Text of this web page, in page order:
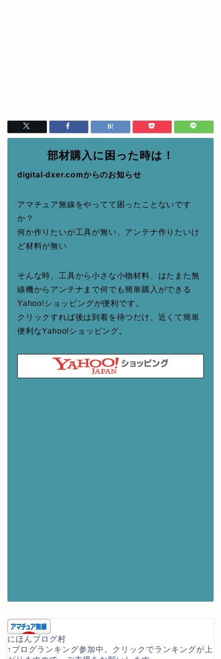
部材購入に困った時は！
digital-dxer.comからのお知らせ
アマチュア無線をやってて困ったことないです
か？
何か作りたいが工具が無い、アンテナ作りたいけ
ど材料が無い
そんな時、工具から小さな小物材料、はたまた無
線機からアンテナまで何でも簡単購入ができる
Yahoo!ショッピングが便利です。
クリックすれば後は到着を待つだけ、近くて簡単
便利なYahoo!ショッピング。
にほんブログ村
↑ブログランキング参加中。クリックでランキングが上